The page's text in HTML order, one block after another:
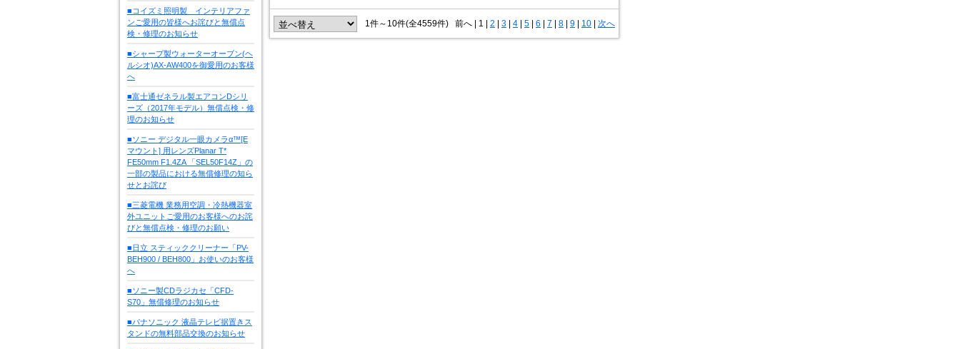
■コイズミ照明製 インテリアファ
ンご愛用の皆様へお詫びと無償点
検・修理のお知らせ
■シャープ製ウォーターオーブン(ヘ
ルシオ)AX-AW400を御愛用のお客様
へ
■富士通ゼネラル製エアコンDシリ
ーズ（2017年モデル）無償点検・修
理のお知らせ
■ソニー デジタル一眼カメラα™[E
マウント] 用レンズPlanar T*
FE50mm F1.4ZA 「SEL50F14Z」の
一部の製品における無償修理の知ら
せとお詫び
■三菱電機 業務用空調・冷熱機器室
外ユニットご愛用のお客様へのお詫
びと無償点検・修理のお願い
■日立 スティッククリーナー「PV-
BEH900 / BEH800」お使いのお客様
へ
■ソニー製CDラジカセ「CFD-
S70」無償修理のお知らせ
■パナソニック 液晶テレビ据置きス
タンドの無料部品交換のお知らせ
1件～10件(全4559件) 前へ 1 | 2 3 4 5 6 7 8 9 10 次へ